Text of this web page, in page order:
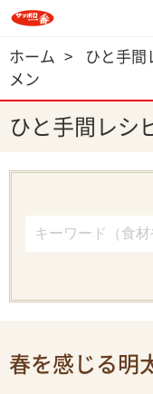
ホーム > ひと手間
メン
ひと手間レシ
春を感じる明